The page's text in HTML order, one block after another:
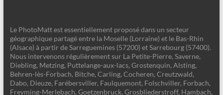
Le PhotoMatt est essentiellement proposé dans un secteur
géographique partagé entre la Moselle (Lorraine) et le Bas-Rhin
(Alsace) à partir de Sarreguemines (57200) et Sarrebourg (57400).
Nous intervenons régulièrement sur La Petite-Pierre, Saverne,
Diebling, Metzing, Puttelange-aux-lacs, Grostenquin, Alsting,
Behren-lès-Forbach, Bitche, Carling, Cocheren, Creutzwald,
Dabo, Dieuze, Farébersviller, Faulquemont, Folschviller, Forbach,
Freyming-Merlebach, Goetzenbruck, Grosbliederstroff, Hambach,